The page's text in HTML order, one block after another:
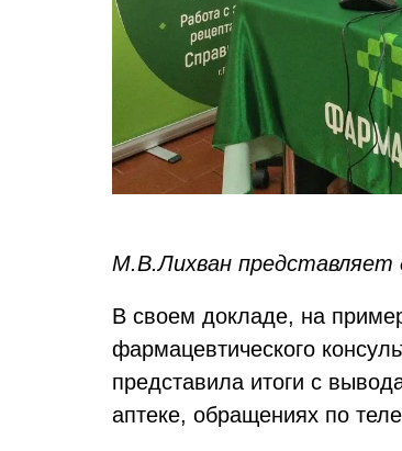
М.В.Лихван представляет
В своем докладе, на
фармацевтического
представила итоги с
аптеке, обращениях по